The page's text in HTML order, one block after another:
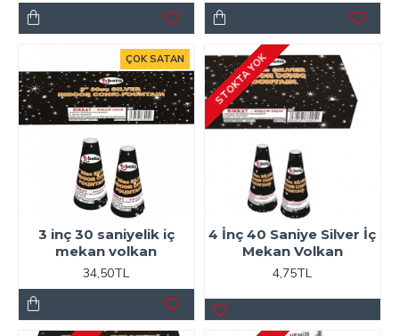
ÇOK SATAN
3 inç 30 saniyelik iç
mekan volkan
34,50TL
STOKTA YOK
4 İnç 40 Saniye Silver İç
Mekan Volkan
4,75TL